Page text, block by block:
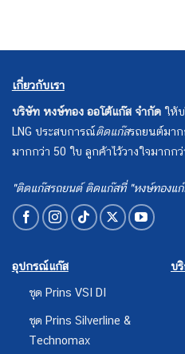
เกี่ยวกับเรา
บริษัท หงษ์ทอง ออโต้แก๊ส จำกัด ให้
LNG ประสบการณ์ติดแก๊สรถยนต์มาก
มากกว่า 50 ใบ ลูกค้าไว้วางใจมากก
"ติดแก๊สรถยนต์ ติดแก๊สที่ "หงษ์ทองแ
อุปกรณ์แก๊ส
ชุด Prins VSI DI
ชุด Prins Silverline &
Technomax
บริ